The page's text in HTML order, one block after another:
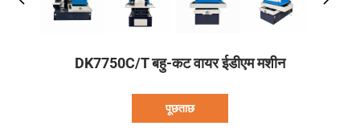
DK7750C/T बहु-कट वायर ईडीएम मशीन
पूछताछ